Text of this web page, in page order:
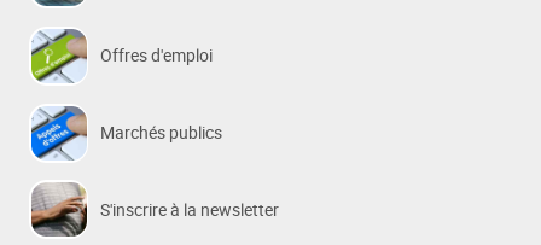
Offres d'emploi
Marchés publics
S'inscrire à la newsletter